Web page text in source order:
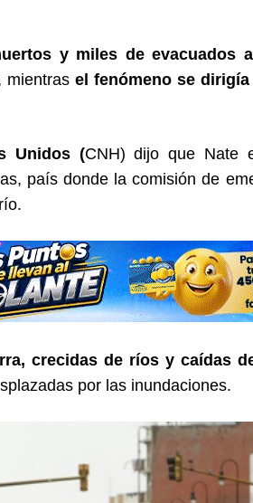
y miles de evacuados
mientras el fenómeno se
Unidos (CNH) dijo que Nate
país donde la comisión de
crecidas de ríos y caídas
por las inundaciones.